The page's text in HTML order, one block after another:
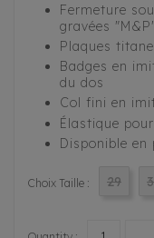
Fermeture
gravées
Plaques
Badges en
du dos
Col fini en
Élastique
Disponible en
Choix Taille : 29